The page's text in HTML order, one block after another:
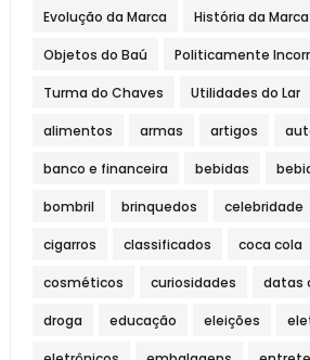
Evolução da Marca História da Marca
Objetos do Baú Politicamente
Turma do Chaves Utilidades do Lar
alimentos armas artigos
banco e financeira bebidas
bombril brinquedos celebridade
cigarros classificados coca cola
cosméticos curiosidades datas
droga educação eleições